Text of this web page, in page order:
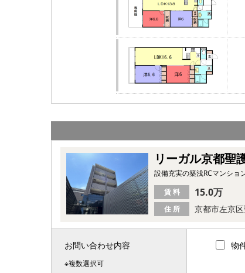
リーガル京都聖
設備充実の築浅RCマンショ
住 所 京都市左京
賃 料 15.0万
お問い合わせ内容
※複数選択可
物